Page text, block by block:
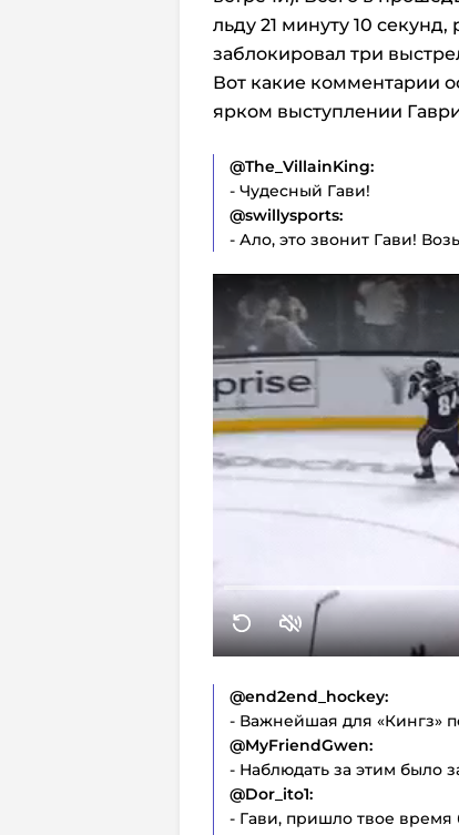
льду 21 минуту 10
заблокировал три
Вот какие комментарии
ярком выступлении
@The_VillainKing:
- Чудесный Гави!
@swillysports:
- Ало, это звонит Гави!
@end2end_hockey:
- Важнейшая для «Кингз»
@MyFriendGwen:
- Наблюдать за этим было
@Dor_ito1:
- Гави, пришло твое время